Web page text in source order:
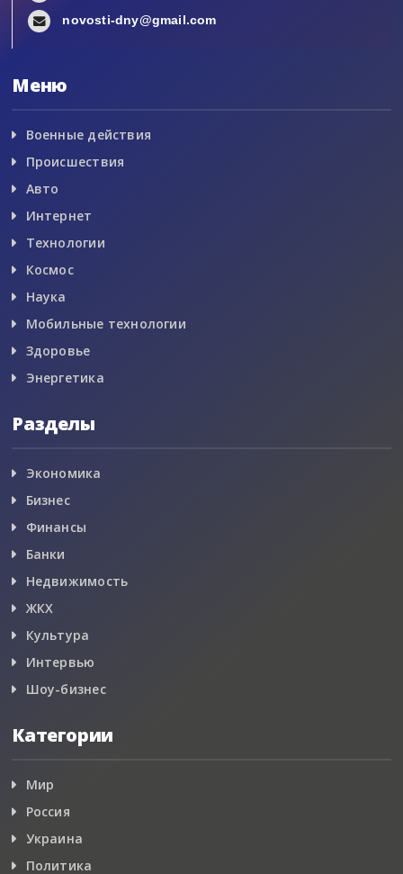
novosti-dny@gmail.com
Меню
Военные действия
Происшествия
Авто
Интернет
Технологии
Космос
Наука
Мобильные технологии
Здоровье
Энергетика
Разделы
Экономика
Бизнес
Финансы
Банки
Недвижимость
ЖКХ
Культура
Интервью
Шоу-бизнес
Категории
Мир
Россия
Украина
Политика